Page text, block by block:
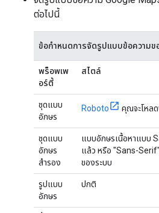
ต่อไปนี้
ข้อกำหนดการจัดรูปแบบข้อความข
พร็อพเพ
อร์ตี้
สไตล์
ชุดแบบ
อักษร
Roboto คุณจะโหล
ชุดแบบ
อักษร
สำรอง
แบบอักษรเนื้อหาแบบ
แล้ว หรือ "Sans-
ของระบบ
รูปแบบ
อักษร
ปกติ